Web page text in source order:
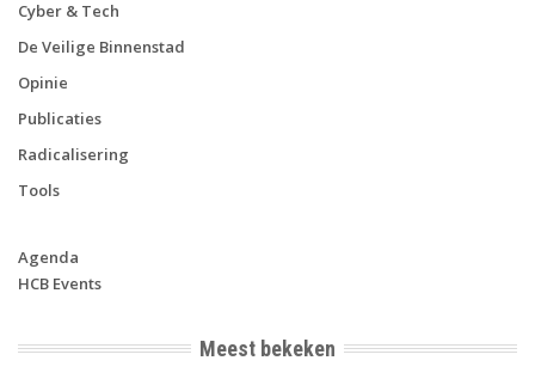
Cyber & Tech
De Veilige Binnenstad
Opinie
Publicaties
Radicalisering
Tools
Agenda
HCB Events
Meest bekeken